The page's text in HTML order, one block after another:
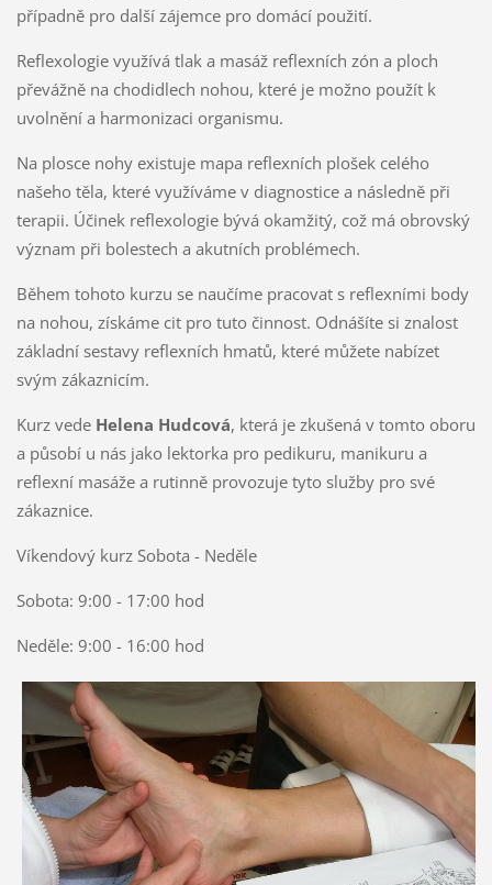
případně pro další zájemce pro domácí použití.
Reflexologie využívá tlak a masáž reflexních zón a ploch
převážně na chodidlech nohou, které je možno použít k
uvolnění a harmonizaci organismu.
Na plosce nohy existuje mapa reflexních plošek celého
našeho těla, které využíváme v diagnostice a následně při
terapii. Účinek reflexologie bývá okamžitý, což má obrovský
význam při bolestech a akutních problémech.
Během tohoto kurzu se naučíme pracovat s reflexními body
na nohou, získáme cit pro tuto činnost. Odnášíte si znalost
základní sestavy reflexních hmatů, které můžete nabízet
svým zákaznicím.
Kurz vede Helena Hudcová, která je zkušená v tomto oboru
a působí u nás jako lektorka pro pedikuru, manikuru a
reflexní masáže a rutinně provozuje tyto služby pro své
zákaznice.
Víkendový kurz Sobota - Neděle
Sobota: 9:00 - 17:00 hod
Neděle: 9:00 - 16:00 hod